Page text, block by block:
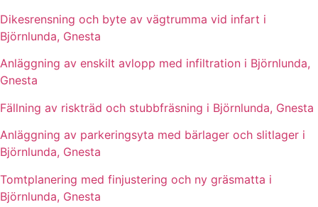
Dikesrensning och byte av vägtrumma vid infart i
Björnlunda, Gnesta
Anläggning av enskilt avlopp med infiltration i Björnlunda,
Gnesta
Fällning av riskträd och stubbfräsning i Björnlunda, Gnesta
Anläggning av parkeringsyta med bärlager och slitlager i
Björnlunda, Gnesta
Tomtplanering med finjustering och ny gräsmatta i
Björnlunda, Gnesta